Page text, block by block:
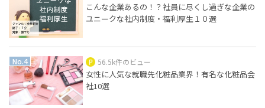
こんな企業あるの！？社員に尽くし過ぎな企業の
ユニークな社内制度・福利厚生１０選
56.5k件のビュー
女性に人気な就職先化粧品業界！有名な化粧品会
社10選